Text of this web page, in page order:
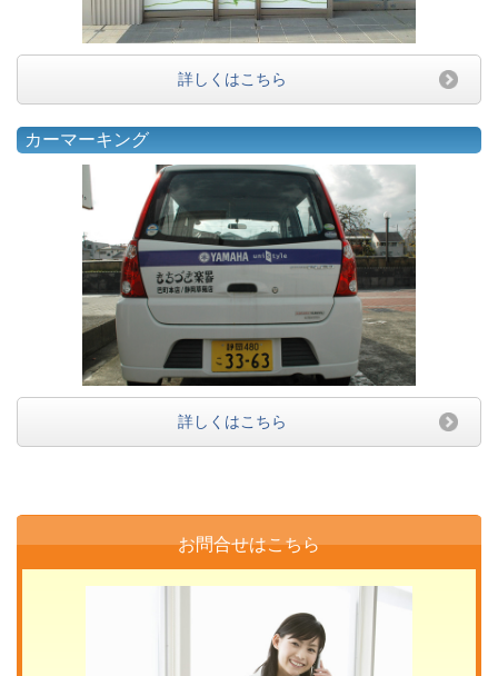
詳しくはこちら
カーマーキング
詳しくはこちら
お問合せはこちら